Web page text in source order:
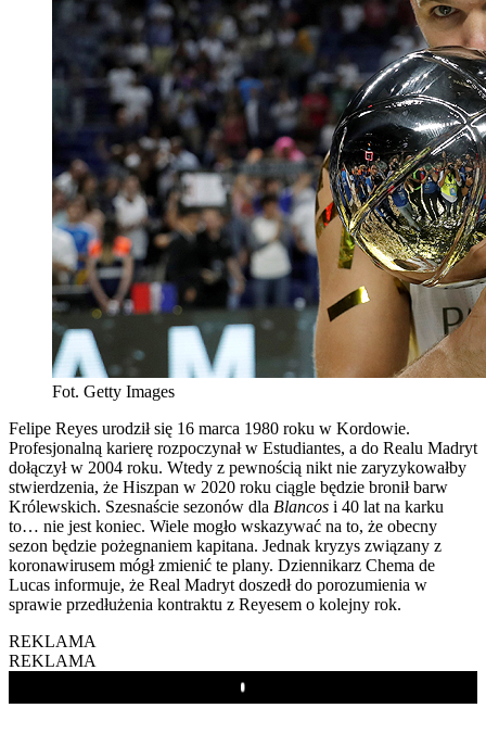
Fot. Getty Images
Felipe Reyes urodził się 16 marca 1980 roku w Kordowie.
Profesjonalną karierę rozpoczynał w Estudiantes, a do Realu Madryt
dołączył w 2004 roku. Wtedy z pewnością nikt nie zaryzykowałby
stwierdzenia, że Hiszpan w 2020 roku ciągle będzie bronił barw
Królewskich. Szesnaście sezonów dla Blancos i 40 lat na karku
to… nie jest koniec. Wiele mogło wskazywać na to, że obecny
sezon będzie pożegnaniem kapitana. Jednak kryzys związany z
koronawirusem mógł zmienić te plany. Dziennikarz Chema de
Lucas informuje, że Real Madryt doszedł do porozumienia w
sprawie przedłużenia kontraktu z Reyesem o kolejny rok.
REKLAMA
REKLAMA
Play